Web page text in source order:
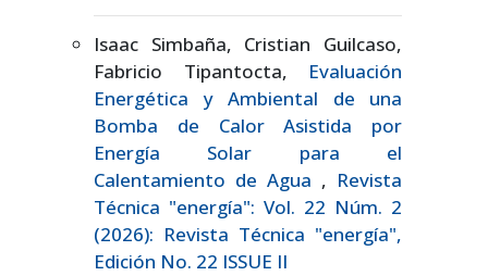
Isaac Simbaña, Cristian Guilcaso,
Fabricio Tipantocta, Evaluación
Energética y Ambiental de una
Bomba de Calor Asistida por
Energía Solar para el
Calentamiento de Agua , Revista
Técnica "energía": Vol. 22 Núm. 2
(2026): Revista Técnica "energía",
Edición No. 22 ISSUE II